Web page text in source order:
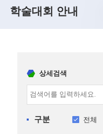
학술대회 안내
상세검색
구분 전체